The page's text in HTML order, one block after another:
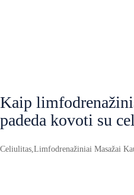
Celiulitas Limfodrenažiniai Masažai
Kaip
padeda kovoti su